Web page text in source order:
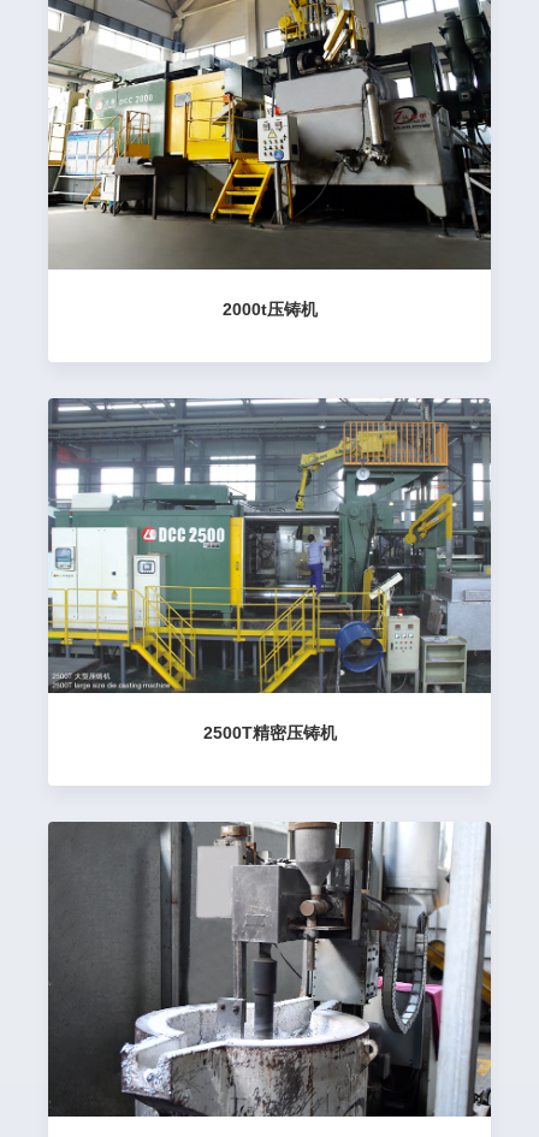
2000t压铸机
2500T精密压铸机